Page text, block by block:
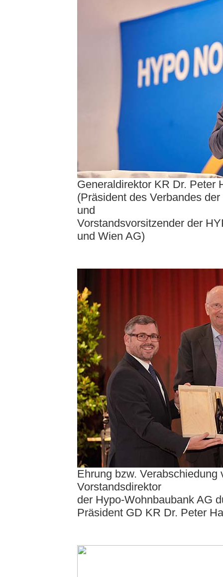
Generaldirektor KR Dr. Peter
(Präsident des Verbandes
und
Vorstandsvorsitzender der
und Wien AG)
Ehrung bzw.
Vorstandsdirektor
der Hypo-Wohnbaubank AG
Präsident GD KR Dr. Peter